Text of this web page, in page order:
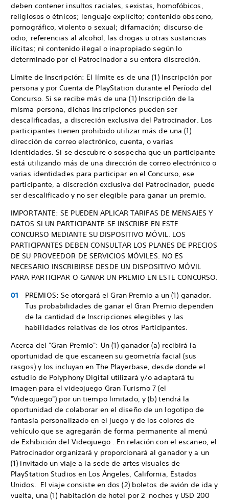
deben contener insultos raciales, sexistas, homofóbicos,
religiosos o étnicos; lenguaje explícito; contenido obsceno,
pornográfico, violento o sexual; difamación; discurso de
odio; referencias al alcohol, las drogas u otras sustancias
ilícitas; ni contenido ilegal o inapropiado según lo
determinado por el Patrocinador a su entera discreción.
Límite de Inscripción: El límite es de una (1) Inscripción por
persona y por Cuenta de PlayStation durante el Período del
Concurso. Si se recibe más de una (1) Inscripción de la
misma persona, dichas Inscripciones pueden ser
descalificadas, a discreción exclusiva del Patrocinador. Los
participantes tienen prohibido utilizar más de una (1)
dirección de correo electrónico, cuenta, o varias
identidades. Si se descubre o sospecha que un participante
está utilizando más de una dirección de correo electrónico o
varias identidades para participar en el Concurso, ese
participante, a discreción exclusiva del Patrocinador, puede
ser descalificado y no ser elegible para ganar un premio.
IMPORTANTE: SE PUEDEN APLICAR TARIFAS DE MENSAJES Y
DATOS SI UN PARTICIPANTE SE INSCRIBE EN ESTE
CONCURSO MEDIANTE SU DISPOSITIVO MÓVIL. LOS
PARTICIPANTES DEBEN CONSULTAR LOS PLANES DE PRECIOS
DE SU PROVEEDOR DE SERVICIOS MÓVILES. NO ES
NECESARIO INSCRIBIRSE DESDE UN DISPOSITIVO MÓVIL
PARA PARTICIPAR O GANAR UN PREMIO EN ESTE CONCURSO.
PREMIOS: Se otorgará el Gran Premio a un (1) ganador.
Tus probabilidades de ganar el Gran Premio dependen
de la cantidad de Inscripciones elegibles y las
habilidades relativas de los otros Participantes.
Acerca del "Gran Premio": Un (1) ganador (a) recibirá la
oportunidad de que escaneen su geometría facial (sus
rasgos) y los incluyan en The Playerbase, desde donde el
estudio de Polyphony Digital utilizará y/o adaptará tu
imagen para el videojuego Gran Turismo 7 (el
"Videojuego") por un tiempo limitado, y (b) tendrá la
oportunidad de colaborar en el diseño de un logotipo de
fantasía personalizado en el juego y de los colores de
vehículo que se agregarán de forma permanente al menú
de Exhibición del Videojuego . En relación con el escaneo, el
Patrocinador organizará y proporcionará al ganador y a un
(1) invitado un viaje a la sede de artes visuales de
PlayStation Studios en Los Ángeles, California, Estados
Unidos. El viaje consiste en dos (2) boletos de avión de ida y
vuelta, una (1) habitación de hotel por 2 noches y USD 200